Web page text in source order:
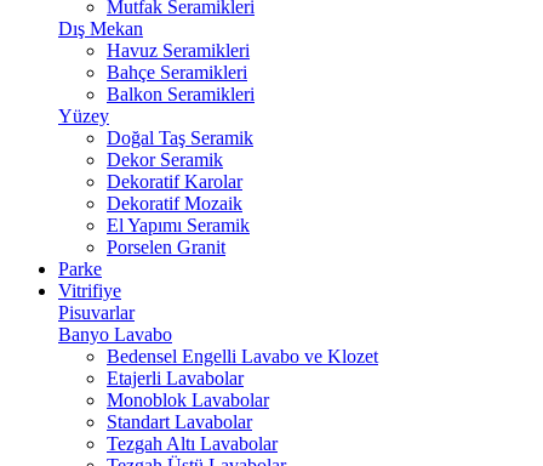
Mutfak Seramikleri
Dış Mekan
Havuz Seramikleri
Bahçe Seramikleri
Balkon Seramikleri
Yüzey
Doğal Taş Seramik
Dekor Seramik
Dekoratif Karolar
Dekoratif Mozaik
El Yapımı Seramik
Porselen Granit
Parke
Vitrifiye
Pisuvarlar
Banyo Lavabo
Bedensel Engelli Lavabo ve Klozet
Etajerli Lavabolar
Monoblok Lavabolar
Standart Lavabolar
Tezgah Altı Lavabolar